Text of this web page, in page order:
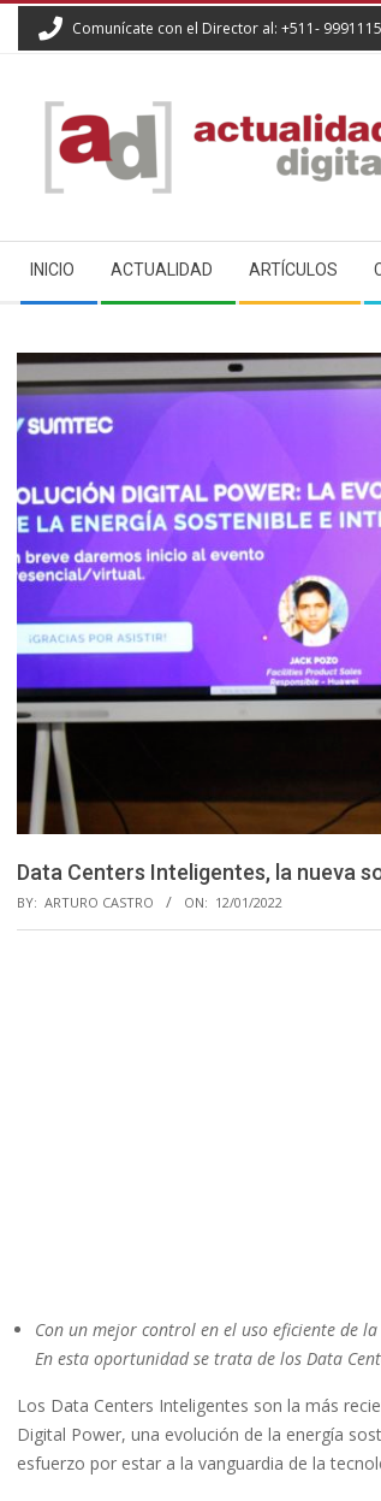
Comunícate con el Director al: +511-
ACTUALIDAD
DIGITAL
Navigation
Menu
INICIO ACTUALIDAD ARTÍCULOS
Data Centers Inteligentes, la nueva
BY: ARTURO CASTRO ON: 12/01/2022
Con un mejor control en el uso eficiente de
En esta oportunidad se trata de los Data
Los Data Centers Inteligentes son la más
Digital Power, una evolución de la energía
esfuerzo por estar a la vanguardia de la